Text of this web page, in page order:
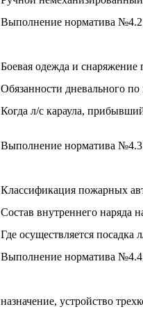
Выполнение норматива №4.2
Боевая одежда и снаряжение
Обязанности дневального по
Когда л/с караула,
Выполнение норматива №4.3
Классификация пожарных
Состав внутреннего наряда
Где осуществляется посадка
Выполнение норматива №4.4
назначение, устройство